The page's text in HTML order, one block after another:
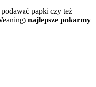
papki czy też
najlepsze pokarmy